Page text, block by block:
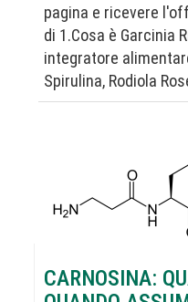
pagina e ricevere
di 1.Cosa è Garcinia
integratore
Spirulina, Rodiola
CARNOSINA: